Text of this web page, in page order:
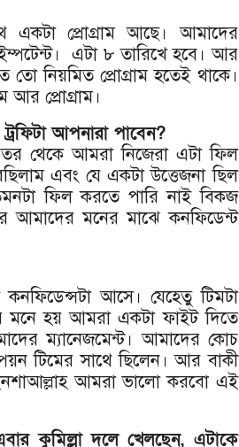
একটা প্রোগ্রাম আছে। আমাদের
ইম্পটেন্ট। এটা ৮ তারিখে হবে। আর
তো নিয়মিত প্রোগ্রাম হতেই থাকে।
প্রোগ্রাম।
আপনারা পাবেন?
থেকে আমরা নিজেরা এটা ফিল
এবং যে একটা উত্তেজনা ছিল
ফিল করতে পারি নাই বিকজ
আমাদের মনের মাঝে কনফিডেন্ট
আসে। যেহেতু টিমটা
মনে হয় আমরা একটা ফাইট দিতে
ম্যানেজমেন্ট। আমাদের কোচ
টিমের সাথে ছিলেন। আর বাকী
আমরা ভালো করবো এই
কুমিল্লা দলে খেলছেন, এটাকে